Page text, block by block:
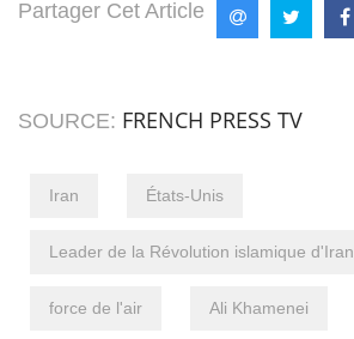
Partager Cet Article
SOURCE: FRENCH PRESS TV
Iran États-Unis
Leader de la Révolution islamique d'Iran
force de l'air Ali Khamenei